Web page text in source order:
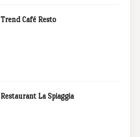
Trend Café Resto
Restaurant La Spiaggia